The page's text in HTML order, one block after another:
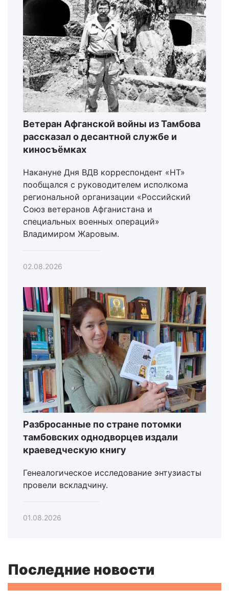
Ветеран Афганской войны из Тамбова
рассказал о десантной службе и
киносъёмках
Накануне Дня ВДВ корреспондент «НТ»
пообщался с руководителем исполкома
региональной организации «Российский
Союз ветеранов Афганистана и
специальных военных операций»
Владимиром Жаровым.
02.08.2026
Разбросанные по стране потомки
тамбовских однодворцев издали
краеведческую книгу
Генеалогическое исследование энтузиасты
провели вскладчину.
01.08.2026
Последние новости